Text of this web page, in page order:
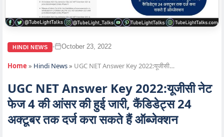
HINDI NEWS • October 23, 2022
Home » Hindi News» UGC NET Answer Key 2022:यूजीसी…
UGC NET Answer Key 2022:यूजीसी नेट
फेज 4 की आंसर की हुई जारी, कैंडिडेट्स 24
अक्टूबर तक दर्ज करा सकते हैं ऑब्जेक्शन